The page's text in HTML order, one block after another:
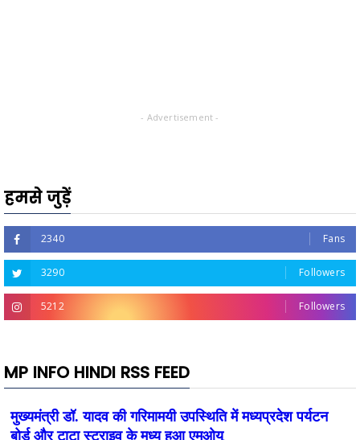
- Advertisement -
हमसे जुड़ें
2340 Fans
3290 Followers
5212 Followers
MP INFO HINDI RSS FEED